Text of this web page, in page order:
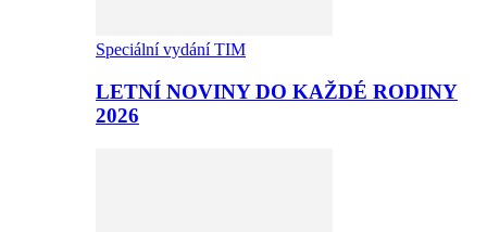
Speciální vydání TIM
LETNÍ NOVINY DO KAŽDÉ RODINY
2026